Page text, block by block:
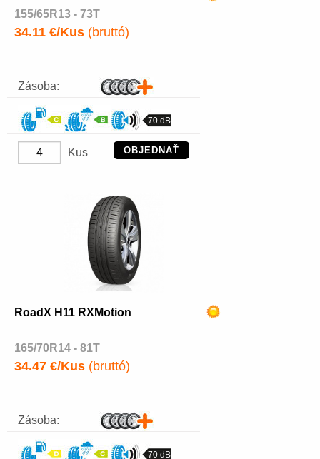
155/65R13 - 73T
34.11 €/Kus (bruttó)
Zásoba:
70 dB
Kus OBJEDNAŤ
RoadX H11 RXMotion
165/70R14 - 81T
34.47 €/Kus (bruttó)
Zásoba:
70 dB